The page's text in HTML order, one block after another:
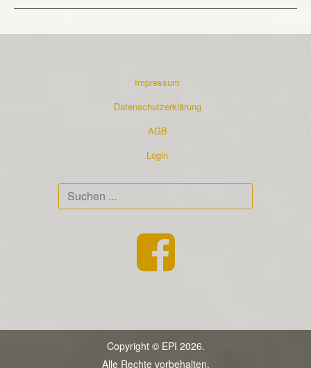
Impressum
Datenschutzerklärung
AGB
Login
Copyright © EPI 2026.
Alle Rechte vorbehalten.